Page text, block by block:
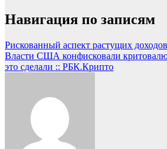
Навигация по записям
Рискованный аспект растущих доходов
Власти США конфисковали
это сделали :: РБК.Крипто